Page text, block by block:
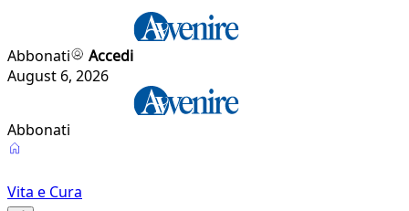
Abbonati
Accedi
August 6, 2026
Abbonati
Vita e Cura